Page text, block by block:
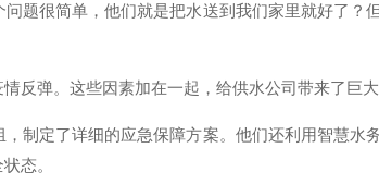
题很简单，他们就是把水送到我们家里就好了？
弹。这些因素加在一起，给供水公司带来了巨
制定了详细的应急保障方案。他们还利用智慧水
态。